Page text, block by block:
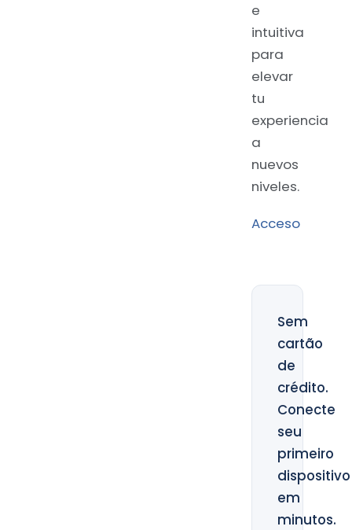
e
intuitiva
para
elevar
tu
experiencia
a
nuevos
niveles.
Acceso
Sem
cartão
de
crédito.
Conecte
seu
primeiro
dispositivo
em
minutos.